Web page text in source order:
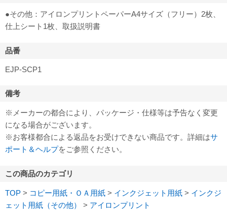
●その他：アイロンプリントペーパーA4サイズ（フリー）2枚、
仕上シート1枚、取扱説明書
品番
EJP-SCP1
備考
※メーカーの都合により、パッケージ・仕様等は予告なく変更
になる場合がございます。
※お客様都合による返品をお受けできない商品です。詳細はサ
ポート＆ヘルプをご参照ください。
この商品のカテゴリ
TOP > コピー用紙・ＯＡ用紙 > インクジェット用紙 > インクジ
ェット用紙（その他）
> アイロンプリント